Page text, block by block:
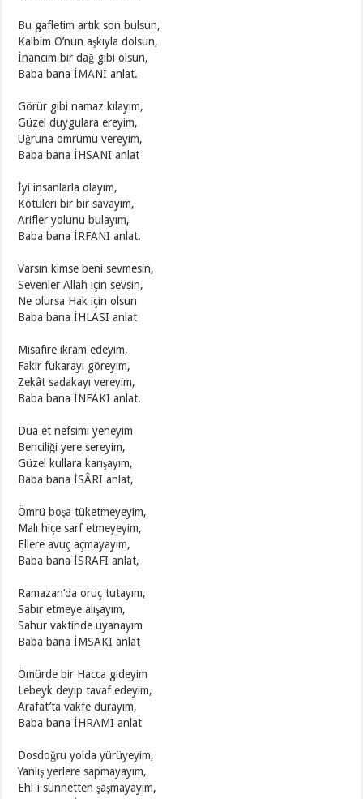
Bu gafletim artık son bulsun,
Kalbim O’nun aşkıyla dolsun,
İnancım bir dağ gibi olsun,
Baba bana İMANI anlat.
Görür gibi namaz kılayım,
Güzel duygulara ereyim,
Uğruna ömrümü vereyim,
Baba bana İHSANI anlat
İyi insanlarla olayım,
Kötüleri bir bir savayım,
Arifler yolunu bulayım,
Baba bana İRFANI anlat.
Varsın kimse beni sevmesin,
Sevenler Allah için sevsin,
Ne olursa Hak için olsun
Baba bana İHLASI anlat
Misafire ikram edeyim,
Fakir fukarayı göreyim,
Zekât sadakayı vereyim,
Baba bana İNFAKI anlat.
Dua et nefsimi yeneyim
Benciliği yere sereyim,
Güzel kullara karışayım,
Baba bana İSÂRI anlat,
Ömrü boşa tüketmeyeyim,
Malı hiçe sarf etmeyeyim,
Ellere avuç açmayayım,
Baba bana İSRAFI anlat,
Ramazan’da oruç tutayım,
Sabır etmeye alışayım,
Sahur vaktinde uyanayım
Baba bana İMSAKI anlat
Ömürde bir Hacca gideyim
Lebeyk deyip tavaf edeyim,
Arafat’ta vakfe durayım,
Baba bana İHRAMI anlat
Dosdoğru yolda yürüyeyim,
Yanlış yerlere sapmayayım,
Ehl-i sünnetten şaşmayayım,